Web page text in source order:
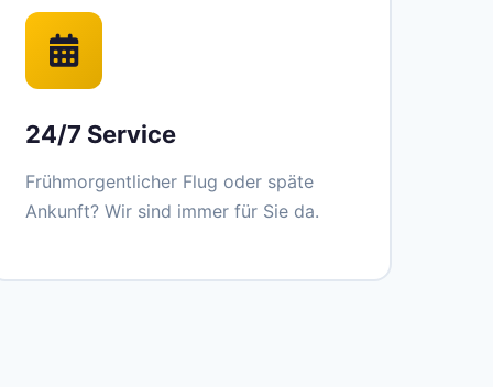
24/7 Service
Frühmorgentlicher Flug oder späte
Ankunft? Wir sind immer für Sie da.